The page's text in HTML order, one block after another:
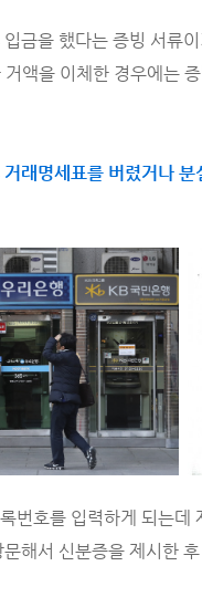
금을 했다는 증빙 서류
액을 이체한 경우에는
래명세표를 버렸거나
번호를 입력하게 되는데
해서 신분증을 제시한